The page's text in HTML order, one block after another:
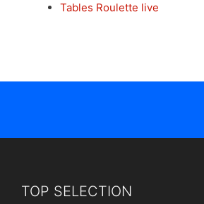
Tables Roulette live
TOP SELECTION